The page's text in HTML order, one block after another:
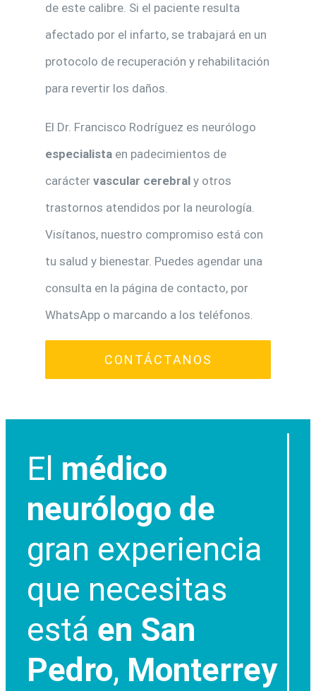
de este calibre. Si el paciente resulta
afectado por el infarto, se trabajará en un
protocolo de recuperación y rehabilitación
para revertir los daños.
El Dr. Francisco Rodríguez es neurólogo
especialista en padecimientos de
caráctervascular cerebraly otros
trastornos atendidos por la neurología.
Visítanos, nuestro compromiso está con
tu salud y bienestar. Puedes agendar una
consulta en la página de contacto, por
WhatsApp o marcando a los teléfonos.
CONTÁCTANOS
El médico
neurólogo de
gran experiencia
que necesitas
está en San
Pedro, Monterrey